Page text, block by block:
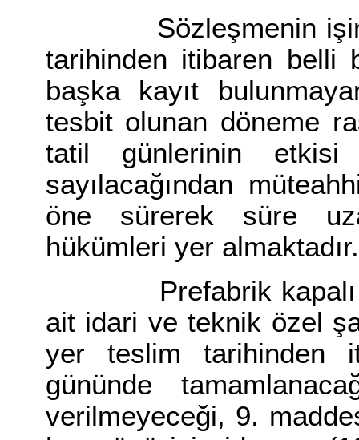
Sözleşmenin işin
tarihinden itibaren belli
başka kayıt
tesbit olunan döneme
tatil günlerinin
sayılacağından
öne sürerek süre
hükümleri yer almaktadır.
Prefabrik kapalı
ait idari ve teknik özel
yer teslim tarihinden
gününde
verilmeyeceği, 9.